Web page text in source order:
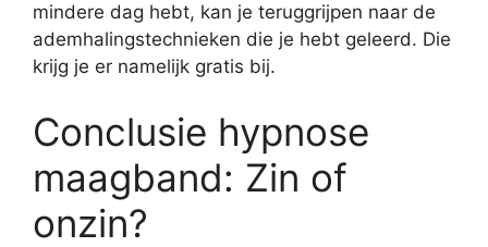
mindere dag hebt, kan je teruggrijpen naar de
ademhalingstechnieken die je hebt geleerd. Die
krijg je er namelijk gratis bij.
Conclusie hypnose
maagband: Zin of
onzin?